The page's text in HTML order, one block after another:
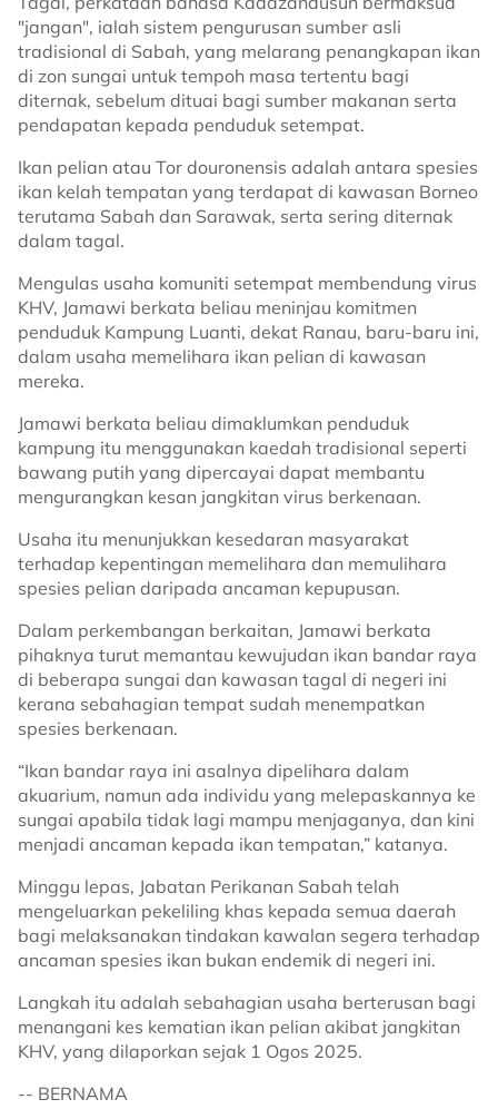
"jangan", ialah sistem pengurusan sumber asli
tradisional di Sabah, yang melarang penangkapan ikan
di zon sungai untuk tempoh masa tertentu bagi
diternak, sebelum dituai bagi sumber makanan serta
pendapatan kepada penduduk setempat.
Ikan pelian atau Tor douronensis adalah antara spesies
ikan kelah tempatan yang terdapat di kawasan Borneo
terutama Sabah dan Sarawak, serta sering diternak
dalam tagal.
Mengulas usaha komuniti setempat membendung virus
KHV, Jamawi berkata beliau meninjau komitmen
penduduk Kampung Luanti, dekat Ranau, baru-baru ini,
dalam usaha memelihara ikan pelian di kawasan
mereka.
Jamawi berkata beliau dimaklumkan penduduk
kampung itu menggunakan kaedah tradisional seperti
bawang putih yang dipercayai dapat membantu
mengurangkan kesan jangkitan virus berkenaan.
Usaha itu menunjukkan kesedaran masyarakat
terhadap kepentingan memelihara dan memulihara
spesies pelian daripada ancaman kepupusan.
Dalam perkembangan berkaitan, Jamawi berkata
pihaknya turut memantau kewujudan ikan bandar raya
di beberapa sungai dan kawasan tagal di negeri ini
kerana sebahagian tempat sudah menempatkan
spesies berkenaan.
“Ikan bandar raya ini asalnya dipelihara dalam
akuarium, namun ada individu yang melepaskannya ke
sungai apabila tidak lagi mampu menjaganya, dan kini
menjadi ancaman kepada ikan tempatan,” katanya.
Minggu lepas, Jabatan Perikanan Sabah telah
mengeluarkan pekeliling khas kepada semua daerah
bagi melaksanakan tindakan kawalan segera terhadap
ancaman spesies ikan bukan endemik di negeri ini.
Langkah itu adalah sebahagian usaha berterusan bagi
menangani kes kematian ikan pelian akibat jangkitan
KHV, yang dilaporkan sejak 1 Ogos 2025.
-- BERNAMA